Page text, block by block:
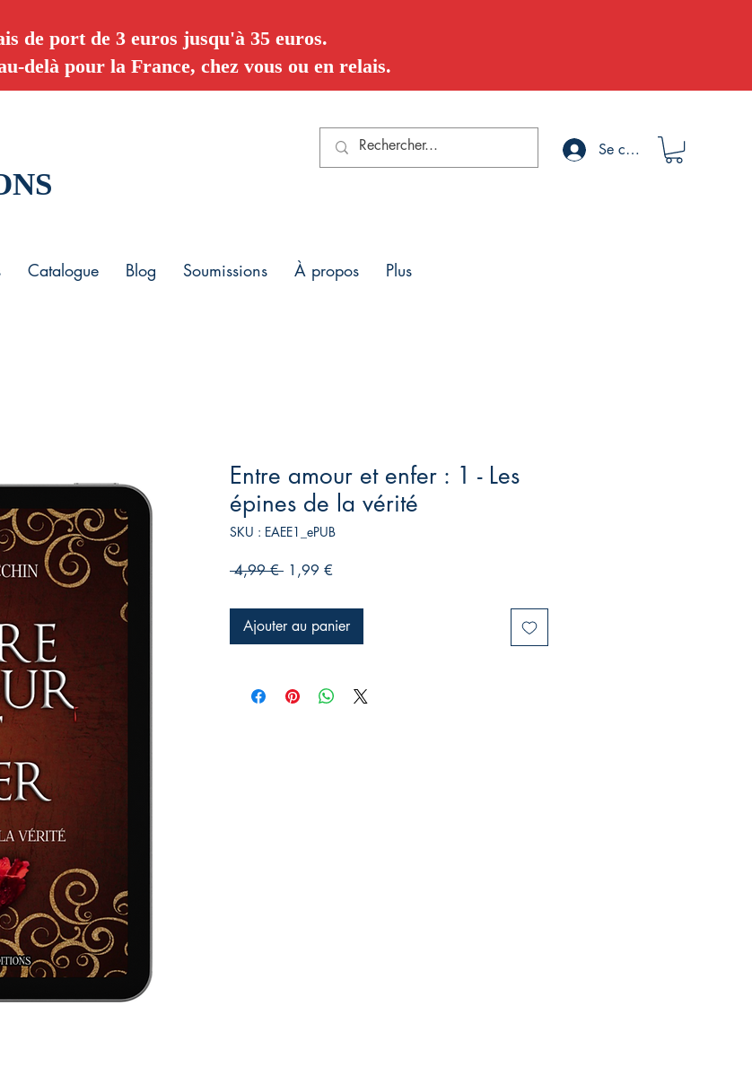
de port de 3 euros jusqu'à 35 euros.
delà pour la France, chez vous ou en relais.
Se connecter
Catalogue Blog Soumissions À propos Plus
Entre amour et enfer : 1 - Les
épines de la vérité
SKU : EAEE1_ePUB
4,99 € Prix
1,99 €
Ajouter au panier